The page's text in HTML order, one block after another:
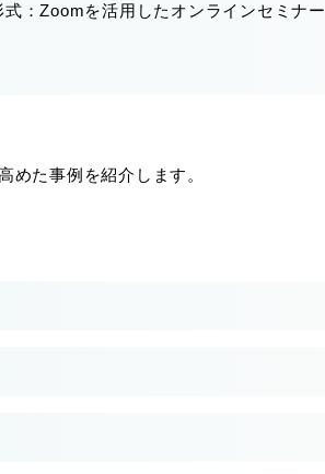
式：Zoomを活用したオンラインセミナー
た事例を紹介します。